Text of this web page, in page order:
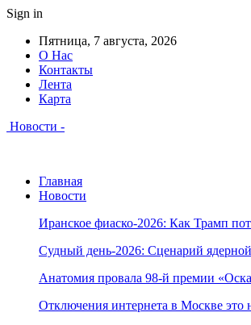
Sign in
Пятница, 7 августа, 2026
О Нас
Контакты
Лента
Карта
Новости -
Главная
Новости
Иранское фиаско-2026: Как Трамп
Судный день-2026: Сценарий
Анатомия провала 98-й премии
Отключения интернета в Москве это